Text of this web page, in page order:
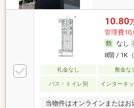
10.80
管理費
なし
8階 / 1K
礼金なし 敷金な
バス・トイレ別 インターネ
当物件はオンラインまたはお